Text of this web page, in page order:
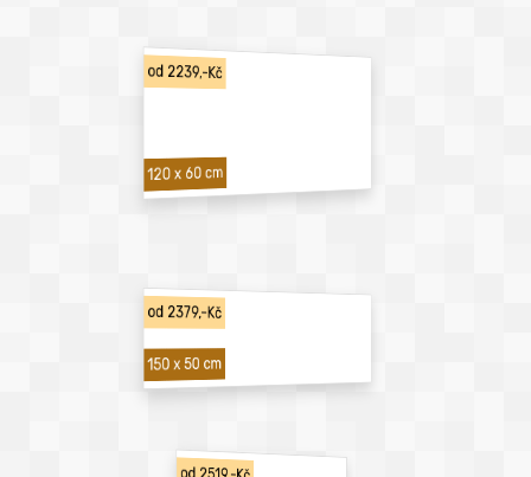
od 2239,-Kč
120 x 60 cm
od 2379,-Kč
150 x 50 cm